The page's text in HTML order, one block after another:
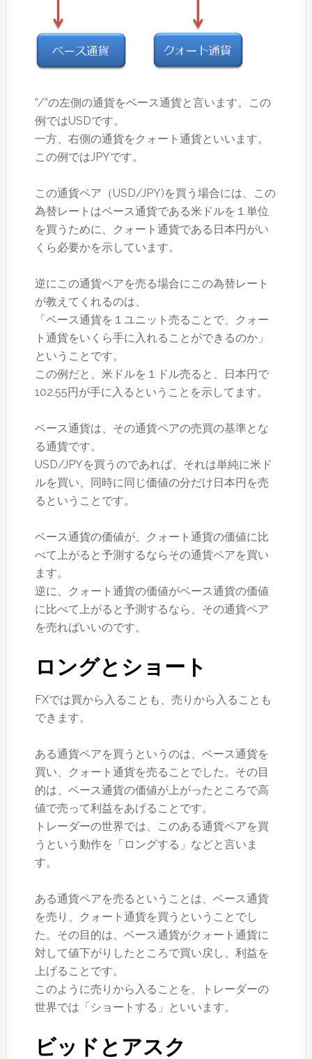
”/”の左側の通貨をベース通貨と言います。この
例ではUSDです。
一方、右側の通貨をクォート通貨といいます。
この例ではJPYです。
この通貨ペア（USD/JPY)を買う場合には、この
為替レートはベース通貨である米ドルを１単位
を買うために、クォート通貨である日本円がい
くら必要かを示しています。
逆にこの通貨ペアを売る場合にこの為替レート
が教えてくれるのは、
「ベース通貨を１ユニット売ることで、クォー
ト通貨をいくら手に入れることができるのか」
ということです。
この例だと、米ドルを１ドル売ると、日本円で
102.55円が手に入るということを示してます。
ベース通貨は、その通貨ペアの売買の基準とな
る通貨です。
USD/JPYを買うのであれば、それは単純に米ド
ルを買い、同時に同じ価値の分だけ日本円を売
るということです。
ベース通貨の価値が、クォート通貨の価値に比
べて上がると予測するならその通貨ペアを買い
ます。
逆に、クォート通貨の価値がベース通貨の価値
に比べて上がると予測するなら、その通貨ペア
を売ればいいのです。
ロングとショート
FXでは買から入ることも、売りから入ることも
できます。
ある通貨ペアを買うというのは、ベース通貨を
買い、クォート通貨を売ることでした。その目
的は、ベース通貨の価値が上がったところで高
値で売って利益をあげることです。
トレーダーの世界では、このある通貨ペアを買
うという動作を「ロングする」などと言いま
す。
ある通貨ペアを売るということは、ベース通貨
を売り、クォート通貨を買うということでし
た。その目的は、ベース通貨がクォート通貨に
対して値下がりしたところで買い戻し、利益を
上げることです。
このように売りから入ることを、トレーダーの
世界では「ショートする」といいます。
ビッドとアスク